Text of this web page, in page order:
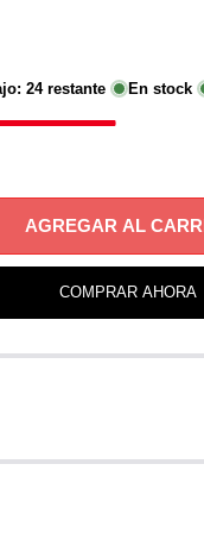
24restante En stock
AGREGAR AL
COMPRAR AHORA